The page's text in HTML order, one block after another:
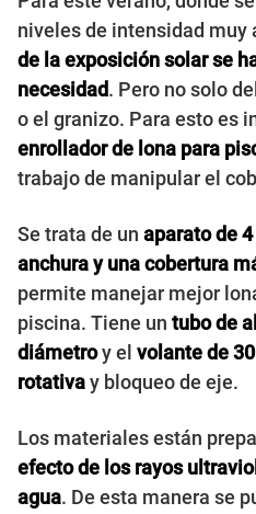
niveles de intensidad muy
de la exposición solar se
necesidad. Pero no solo
o el granizo. Para esto es
enrollador de lona para
trabajo de manipular el
Se trata de un aparato de
anchura y una cobertura
permite manejar mejor
piscina. Tiene un tubo de
diámetroy el volante de
rotativay bloqueo de eje.
Los materiales están
efecto de los rayos
agua. De esta manera se